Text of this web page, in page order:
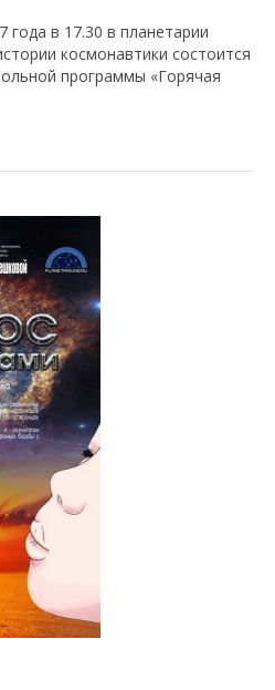
года в 17.30 в планетарии
космонавтики состоится
программы «Горячая